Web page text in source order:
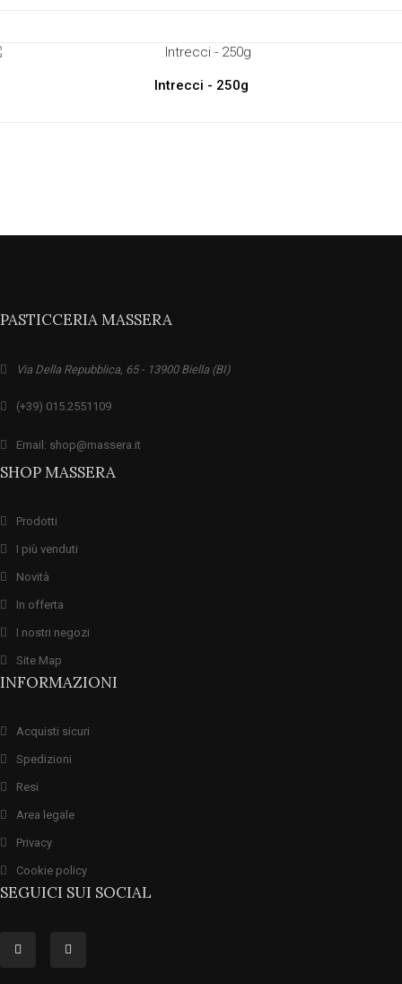
Intrecci - 250g
PASTICCERIA MASSERA
Via Della Repubblica, 65 - 13900 Biella (BI)
(+39) 015.2551109
Email: shop@massera.it
SHOP MASSERA
Prodotti
I più venduti
Novità
In offerta
I nostri negozi
Site Map
INFORMAZIONI
Acquisti sicuri
Spedizioni
Resi
Area legale
Privacy
Cookie policy
SEGUICI SUI SOCIAL